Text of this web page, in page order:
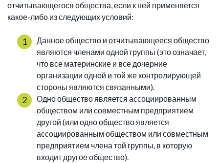
отчитывающегося общества, если к ней применяется
какое-либо из следующих условий:
Данное общество и отчитывающееся общество
являются членами одной группы (это означает,
что все материнские и все дочерние
организации одной и той же контролирующей
стороны являются связанными).
Одно общество является ассоциированным
обществом или совместным предприятием
другой (или одно общество является
ассоциированным обществом или совместным
предприятием члена той группы, в которую
входит другое общество).